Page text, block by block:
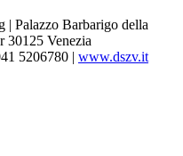
| Palazzo Barbarigo della
30125 Venezia
5206780 | www.dszv.it